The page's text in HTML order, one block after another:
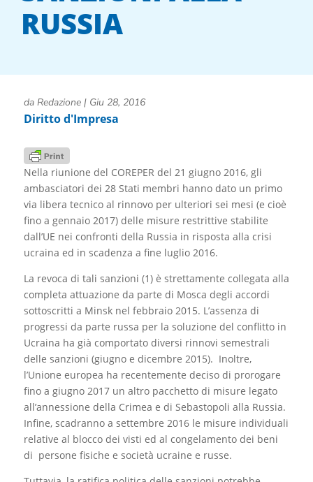
RUSSIA
da Redazione| Giu 28, 2016
Diritto d'Impresa
Nella riunione del COREPER del 21 giugno 2016, gli
ambasciatori dei 28 Stati membri hanno dato un primo
via libera tecnico al rinnovo per ulteriori sei mesi (e cioè
fino a gennaio 2017) delle misure restrittive stabilite
dall’UE nei confronti della Russia in risposta alla crisi
ucraina ed in scadenza a fine luglio 2016.
La revoca di tali sanzioni (1) è strettamente collegata alla
completa attuazione da parte di Mosca degli accordi
sottoscritti a Minsk nel febbraio 2015. L’assenza di
progressi da parte russa per la soluzione del conflitto in
Ucraina ha già comportato diversi rinnovi semestrali
delle sanzioni (giugno e dicembre 2015). Inoltre,
l’Unione europea ha recentemente deciso di prorogare
fino a giugno 2017 un altro pacchetto di misure legato
all’annessione della Crimea e di Sebastopoli alla Russia.
Infine, scadranno a settembre 2016 le misure individuali
relative al blocco dei visti ed al congelamento dei beni
di persone fisiche e società ucraine e russe.